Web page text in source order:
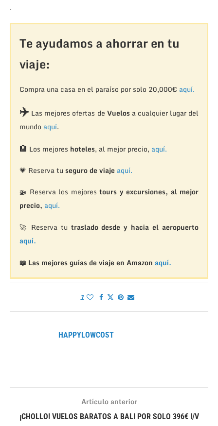
.
Te ayudamos a ahorrar en tu
viaje:
Compra una casa en el paraíso por solo 20,000€ aquí.
✈️Las mejores ofertas de Vuelosa cualquier lugar del
mundo aquí.
🏨 Los mejores hoteles, al mejor precio, aquí.
💗 Reserva tu seguro de viaje aquí.
🚁 Reserva los mejorestours y excursiones, al mejor
precio, aquí.
🚀 Reserva tu traslado desde y hacia el aeropuerto
aquí.
📖 Las mejores guías de viaje en Amazon aquí.
1
HAPPYLOWCOST
Artículo anterior
¡CHOLLO! VUELOS BARATOS A BALI POR SOLO 396€ I/V